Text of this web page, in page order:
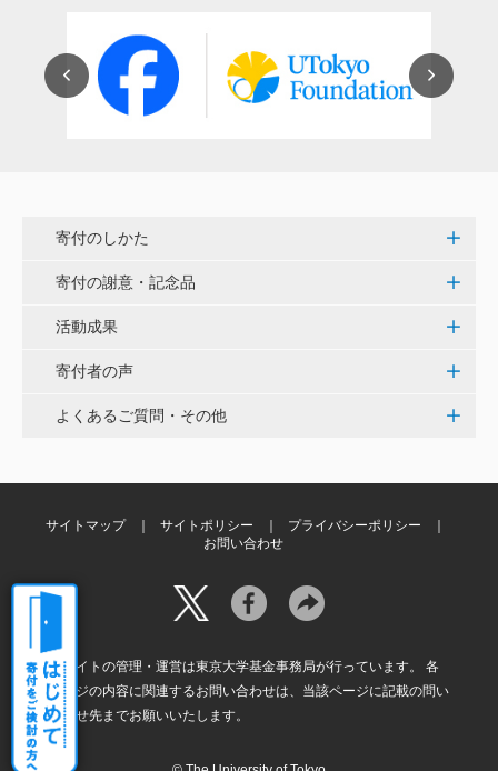
紺野 邦昭
若い方々のために「イノベーションを産む奇跡の海、
世界のISAKI」を実現し、日本を、そして世界をリー
昨春に開催された小石川植物園の観桜会は素晴らし
く、小石川植物園の維持発展に少しでも寄与できれば
大澤 彰弘
用いただけると幸いです。 <東京大学動物医療センタ
花之内 健仁
伝統ある赤門に貢献できるまたとない企画に参加でき
嬉しく思います。 <ひらけ！赤門プロジェクト>
劉 晨熙
白石流司、その始まりを赤門に。 <ひらけ！赤門プロ
ジェクト>
寄付のしかた
寄付の謝意・記念品
活動成果
寄付者の声
よくあるご質問・その他
サイトマップ サイトポリシー
プライバシーポリシー
お問い合わせ
本サイトの管理・運営は東京大学基金事務局が行っています。 各
ページの内容に関連するお問い合わせは、当該ページに記載の問い
合わせ先までお願いいたします。